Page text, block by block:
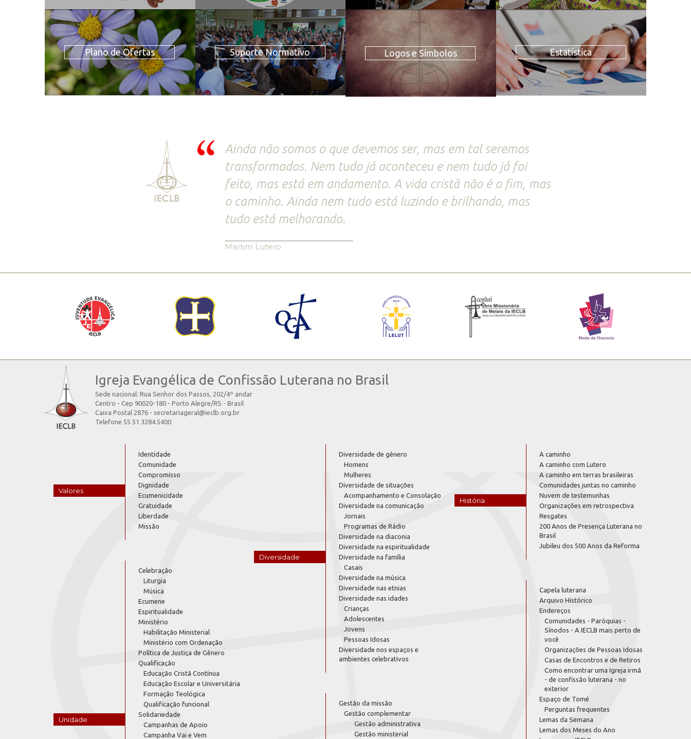
Plano de Ofertas Suporte Normativo Logos e Símbolos Estatística
Ainda não somos o que devemos ser, mas em tal seremos
transformados. Nem tudo já aconteceu e nem tudo já foi
feito, mas está em andamento. A vida cristã não é o fim, mas
o caminho. Ainda nem tudo está luzindo e brilhando, mas
tudo está melhorando.
Martim Lutero
Igreja Evangélica de Confissão Luterana no Brasil
Sede nacional: Rua Senhor dos Passos, 202/4º andar
Centro - Cep 90020-180 - Porto Alegre/RS - Brasil
Caixa Postal 2876 - secretariageral@ieclb.org.br
Telefone 55 51 3284.5400
Valores
Identidade
Comunidade
Compromisso
Dignidade
Ecumenicidade
Gratuidade
Liberdade
Missão
Unidade
Celebração
Liturgia
Música
Ecumene
Espiritualidade
Ministério
Habilitação Ministerial
Ministério com Ordenação
Política de Justiça de Gênero
Qualificação
Educação Cristã Contínua
Educação Escolar e Universitária
Formação Teológica
Qualificação funcional
Solidariedade
Campanhas de Apoio
Campanha Vai e Vem
Diversidade
Diversidade de gênero
Homens
Mulheres
Diversidade de situações
Acompanhamento e Consolação
Diversidade na comunicação
Jornais
Programas de Rádio
Diversidade na diaconia
Diversidade na espiritualidade
Diversidade na família
Casais
Diversidade na música
Diversidade nas etnias
Diversidade nas idades
Crianças
Adolescentes
Jovens
Pessoas Idosas
Diversidade nos espaços e
ambientes celebrativos
Gestão da missão
Gestão complementar
Gestão administrativa
Gestão ministerial
História
A caminho
A caminho com Lutero
A caminho em terras brasileiras
Comunidades juntas no caminho
Nuvem de testemunhas
Organizações em retrospectiva
Resgates
200 Anos de Presença Luterana no
Brasil
Jubileu dos 500 Anos da Reforma
Capela luterana
Arquivo Histórico
Endereços
Comunidades - Paróquias -
Sínodos - A IECLB mais perto de
você
Organizações de Pessoas Idosas
Casas de Encontros e de Retiros
Como encontrar uma Igreja irmã
- de confissão luterana - no
exterior
Espaço de Tomé
Perguntas frequentes
Lemas da Semana
Lemas dos Meses do Ano